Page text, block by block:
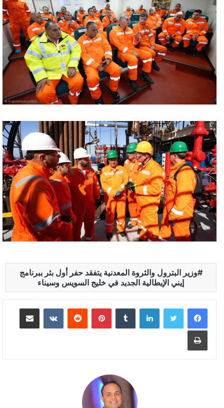
وزير البترول والثروة المعدنية يتفقد حفر أول بئر ببرنامج
إيني الإيطالية الجديد في خليج السويس وسيناء
لينكدإن بينتيريست مشاركة عبر البريد
طباعة